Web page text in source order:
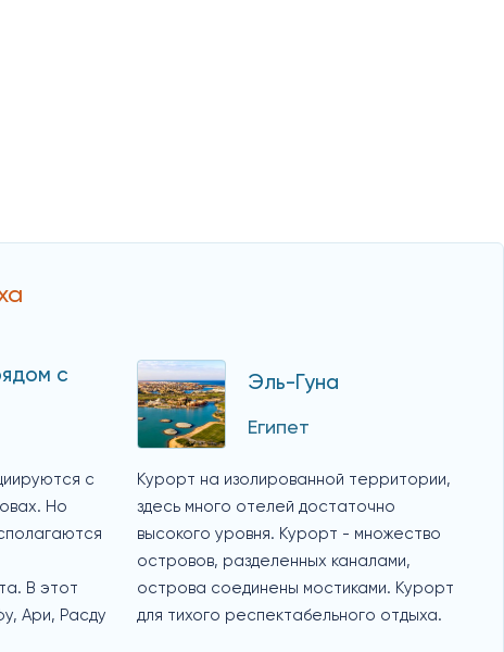
с
с
Но
В этот
Ари, Расду
Эль-Гуна
Египет
Курорт на изолированной территории,
здесь много отелей достаточно
высокого уровня. Курорт - множество
островов, разделенных каналами,
острова соединены мостиками. Курорт
для тихого респектабельного отдыха.